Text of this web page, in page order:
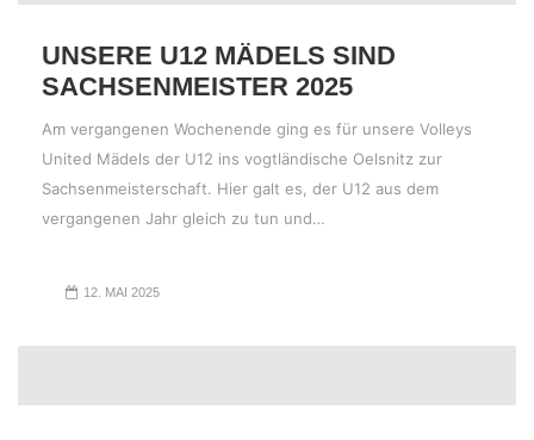
UNSERE U12 MÄDELS SIND
SACHSENMEISTER 2025
Am vergangenen Wochenende ging es für unsere Volleys
United Mädels der U12 ins vogtländische Oelsnitz zur
Sachsenmeisterschaft. Hier galt es, der U12 aus dem
vergangenen Jahr gleich zu tun und…
12. MAI 2025